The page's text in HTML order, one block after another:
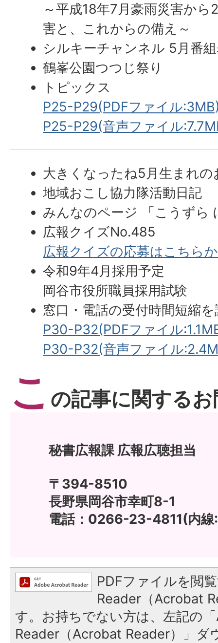
～平成18年7月豪雨災害か
害と、これからの備え～
シルキーチャンネル 5月番
鶴峯公園つつじ祭り
トピックス
P25-P29(PDFファイル
P25-P29(音声ファイル
大きくなったね5月生まれの
地域おこし協力隊活動日記
みんなのページ 「こうずら
広報クイズNo.485
広報クイズの応募はこちら
令和9年4月採用予定
岡谷市役所職員採用試験
窓口・電話の受付時間短縮
P30-P32(PDFファイル
P30-P32(音声ファイル
こ の記事に関する
秘書広報課 広報広聴担当
〒394-8510
長野県岡谷市幸町8-1
電話：0266-23-4811(内
PDFファイルを閲
Reader（Acrobat
す。お持ちでない方は、左記の
Reader（Acrobat Reader）」ダ